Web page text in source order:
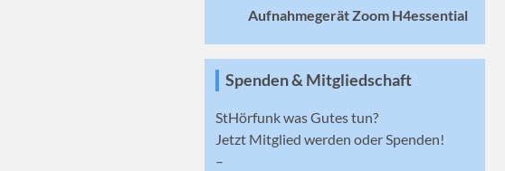
Aufnahmegerät Zoom H4essential
Spenden & Mitgliedschaft
StHörfunk was Gutes tun?
Jetzt Mitglied werden oder Spenden!
–